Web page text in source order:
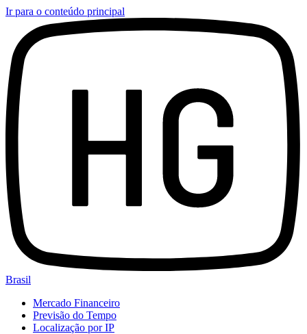
Ir para o conteúdo principal
Brasil
Mercado Financeiro
Previsão do Tempo
Localização por IP